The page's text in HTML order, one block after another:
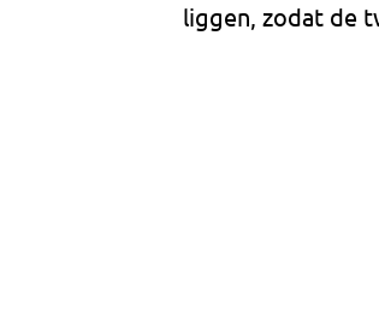
liggen, zodat de